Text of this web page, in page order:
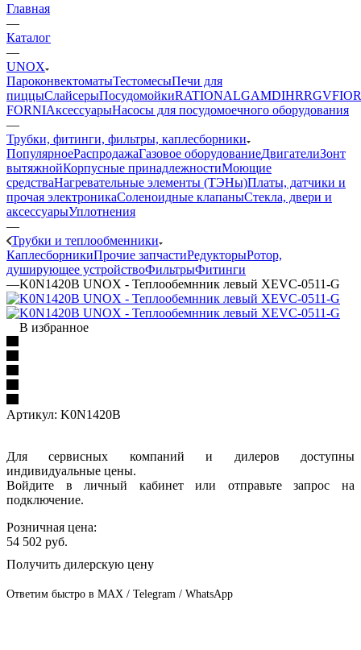
Главная
—
Каталог
—
UNOX
ПароконвектоматыТестомесыПечи для
пиццыСлайсерыПосудомойкиRATIONALGAMDIHRRGV
FORNIАксессуарыНасосы для посудомоечного оборудования
—
Трубки, фитинги, фильтры, каплесборники
ПопулярноеРаспродажаГазовое оборудованиеДвигателиЗонт
вытяжнойКорпусные принадлежностиМоющие
средстваНагревательные элементы (ТЭНы)Платы, датчики и
прочая электроникаСоленоидные клапаныСтекла, двери и
аксессуарыУплотнения
—
Трубки и теплообменники
КаплесборникиПрочие запчастиРедукторыРотор,
душирующее устройствоФильтрыФитинги
—K0N1420B UNOX - Теплообемнник левый XEVC-0511-G
В избранное
Артикул: K0N1420B
Для сервисных компаний и дилеров доступны
индивидуальные цены.
Войдите в личный кабинет или отправьте запрос на
подключение.
Розничная цена:
54 502 руб.
Получить дилерскую цену
Ответим быстро в MAX / Telegram / WhatsApp